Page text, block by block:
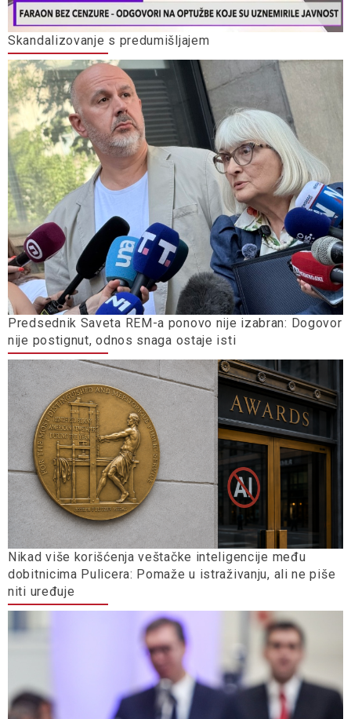
Skandalizovanje s predumišljajem
Predsednik Saveta REM-a ponovo nije izabran: Dogovor
nije postignut, odnos snaga ostaje isti
Nikad više korišćenja veštačke inteligencije među
dobitnicima Pulicera: Pomaže u istraživanju, ali ne piše
niti uređuje